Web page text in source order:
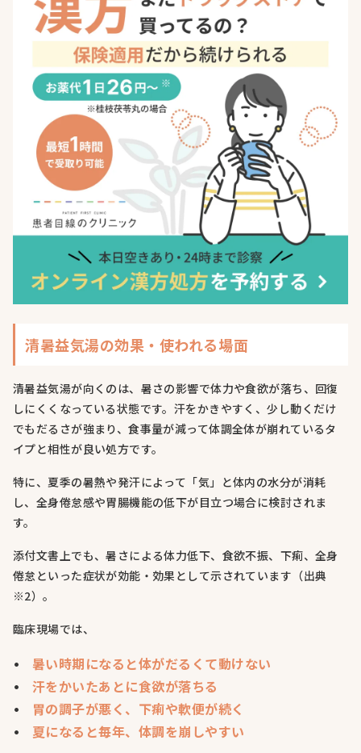
清暑益気湯の効果・使われる場面
清暑益気湯が向くのは、暑さの影響で体力や食欲が落ち、回復
しにくくなっている状態です。汗をかきやすく、少し動くだけ
でもだるさが強まり、食事量が減って体調全体が崩れているタ
イプと相性が良い処方です。
特に、夏季の暑熱や発汗によって「気」と体内の水分が消耗
し、全身倦怠感や胃腸機能の低下が目立つ場合に検討されま
す。
添付文書上でも、暑さによる体力低下、食欲不振、下痢、全身
倦怠といった症状が効能・効果として示されています（出典
※2）。
臨床現場では、
暑い時期になると体がだるくて動けない
汗をかいたあとに食欲が落ちる
胃の調子が悪く、下痢や軟便が続く
夏になると毎年、体調を崩しやすい